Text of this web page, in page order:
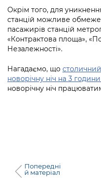
Вакансії
Статистика
Звернення громадян
Регуляторна
Промисловість і
Підприємства,
Гендерна політика
Фінанси та бюджет
Безпека та
Іноземцям / For
Портал послуг
Контактний центр
Допомога
осіб при Київській
адміністрації
інформацію
Порядок
бездіяльності
Звіти про
публічну інформацію
Submitting a media
Зйомки в лікарнях в
стану / Rules for
hospitals at work
Контакти для медіа
media
Окрім того, для
станцій можливе
пасажирів станцій
«Контрактова площа»,
Незалежності».
Нагадаємо, що
новорічну ніч на 3
новорічну ніч
Попередні
й матеріал